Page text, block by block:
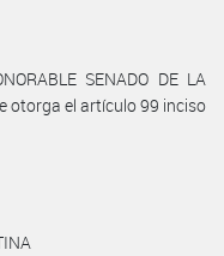
SENADO DE LA
otorga el artículo 99 inciso